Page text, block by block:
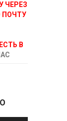
ЧЕРЕЗ
ПОЧТУ
В